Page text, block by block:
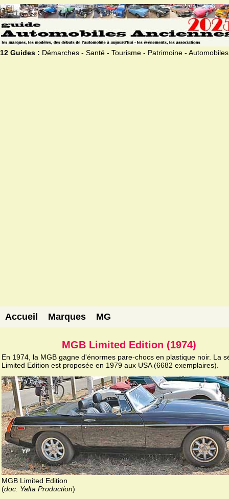
12 Guides : Démarches - Santé - Tourisme - Patrimoine - Automobiles
Accueil Marques MG
MGB Limited Edition (1974)
En 1974, la MGB gagne d'énormes pare-chocs en plastique noir. La
Limited Edition est proposée en 1979 aux USA (6682 exemplaires).
MGB Limited Edition
(doc. Yalta Production)